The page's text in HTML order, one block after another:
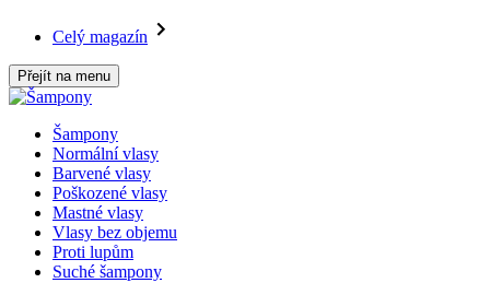
Celý magazín
Přejít na menu
Šampony
Normální vlasy
Barvené vlasy
Poškozené vlasy
Mastné vlasy
Vlasy bez objemu
Proti lupům
Suché šampony